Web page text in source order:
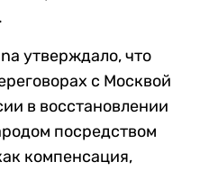
утверждало, что
с Москвой
в восстановлении
посредством
компенсация,